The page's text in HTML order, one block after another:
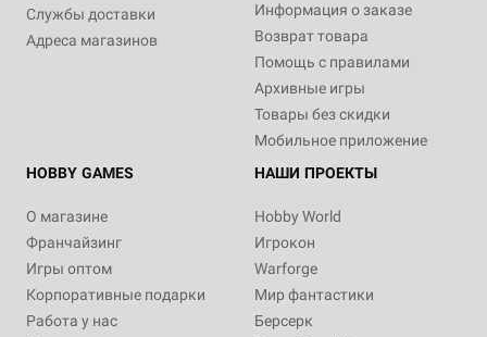
Службы доставки
Адреса магазинов
Информация о заказе
Возврат товара
Помощь с правилами
Архивные игры
Товары без скидки
Мобильное приложение
HOBBY GAMES
О магазине
Франчайзинг
Игры оптом
Корпоративные подарки
Работа у нас
НАШИ ПРОЕКТЫ
Hobby World
Игрокон
Warforge
Мир фантастики
Берсерк